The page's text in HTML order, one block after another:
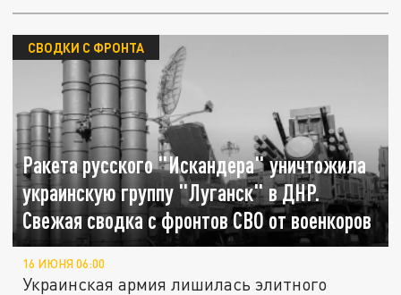
Ракета русского "Искандера" уничтожила
украинскую группу "Луганск" в ДНР.
Свежая сводка с фронтов СВО от военкоров
СВОДКИ С ФРОНТА
16 ИЮНЯ 06:00
Украинская армия лишилась элитного